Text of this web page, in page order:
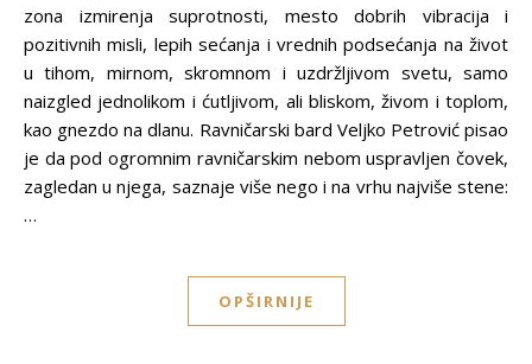
zona izmirenja suprotnosti, mesto dobrih vibracija i
pozitivnih misli, lepih sećanja i vrednih podsećanja na život
u tihom, mirnom, skromnom i uzdržljivom svetu, samo
naizgled jednolikom i ćutljivom, ali bliskom, živom i toplom,
kao gnezdo na dlanu. Ravničarski bard Veljko Petrović pisao
je da pod ogromnim ravničarskim nebom uspravljen čovek,
zagledan u njega, saznaje više nego i na vrhu najviše stene:
…
OPŠIRNIJE